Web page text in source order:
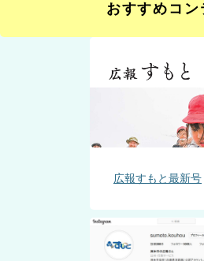
おすすめコン
広報すもと最新号